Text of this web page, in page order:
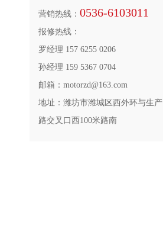
营销热线： 0536-6103011
报修热线：
罗经理 157 6255 0206
孙经理 159 5367 0704
邮箱：motorzd@163.com
地址：潍坊市潍城区西外环与生产
路交叉口西100米路南